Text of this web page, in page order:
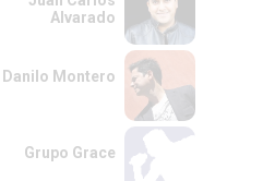
Alvarado
Danilo Montero
Grupo Grace